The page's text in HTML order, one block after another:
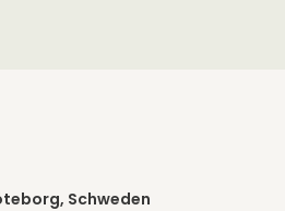
Schweden